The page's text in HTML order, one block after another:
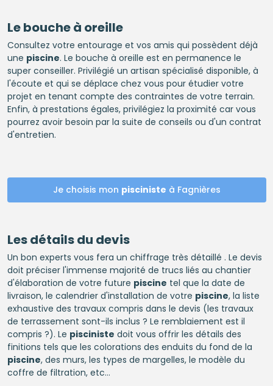
Le bouche à oreille
Consultez votre entourage et vos amis qui possèdent déjà
une piscine. Le bouche à oreille est en permanence le
super conseiller. Privilégié un artisan spécialisé disponible, à
l'écoute et qui se déplace chez vous pour étudier votre
projet en tenant compte des contraintes de votre terrain.
Enfin, à prestations égales, privilégiez la proximité car vous
pourrez avoir besoin par la suite de conseils ou d'un contrat
d'entretien.
Je choisis mon pisciniste à Fagnières
Les détails du devis
Un bon experts vous fera un chiffrage très détaillé . Le devis
doit préciser l'immense majorité de trucs liés au chantier
d'élaboration de votre future piscine tel que la date de
livraison, le calendrier d'installation de votre piscine, la liste
exhaustive des travaux compris dans le devis (les travaux
de terrassement sont-ils inclus ? Le remblaiement est il
compris ?). Le pisciniste doit vous offrir les détails des
finitions tels que les colorations des enduits du fond de la
piscine, des murs, les types de margelles, le modèle du
coffre de filtration, etc…